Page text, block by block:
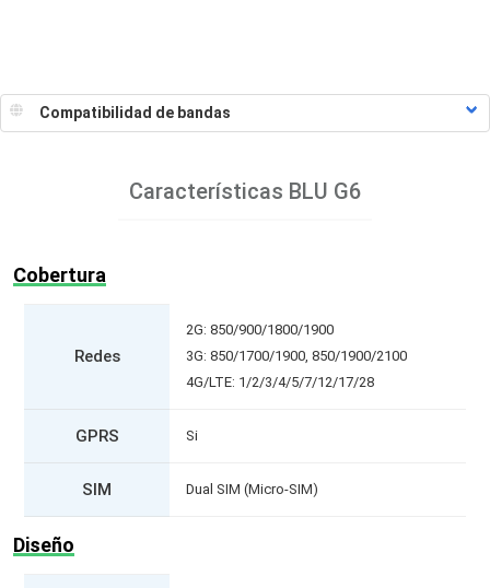
Características BLU G6
Cobertura
Redes
2G: 850/900/1800/1900
3G: 850/1700/1900, 850/1900/2100
4G/LTE: 1/2/3/4/5/7/12/17/28
GPRS Si
SIM Dual SIM (Micro-SIM)
Diseño